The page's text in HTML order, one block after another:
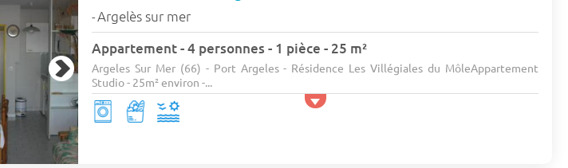
-Argelès sur mer
Appartement - 4 personnes - 1 pièce - 25 m²
Argeles Sur Mer (66) - Port Argeles - Résidence Les Villégiales du MôleAppartement
Studio - 25m² environ -...